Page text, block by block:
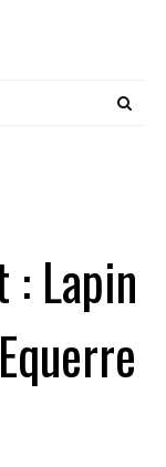
Lapin